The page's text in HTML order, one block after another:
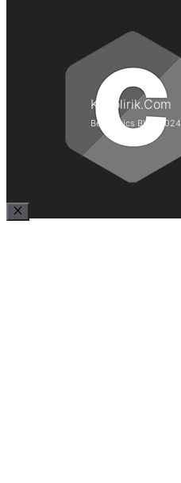
Kepolirik.Com
Best Lyrics Blog 2024
Close